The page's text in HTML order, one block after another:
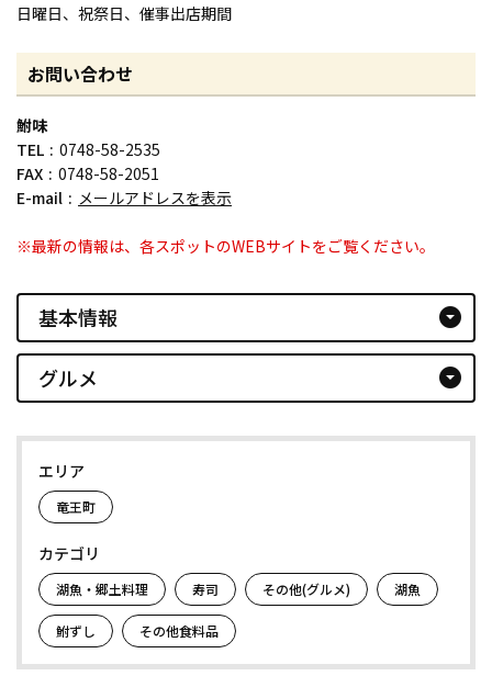
日曜日、祝祭日、催事出店期間
お問い合わせ
鮒味
TEL
0748-58-2535
FAX
0748-58-2051
E-mail
メールアドレスを表示
※最新の情報は、各スポットのWEBサイトをご覧ください。
基本情報 arrow_drop_down_circle
グルメ arrow_drop_down_circle
エリア
竜王町
カテゴリ
湖魚・郷土料理 寿司 その他(グルメ) 湖魚
鮒ずし その他食料品